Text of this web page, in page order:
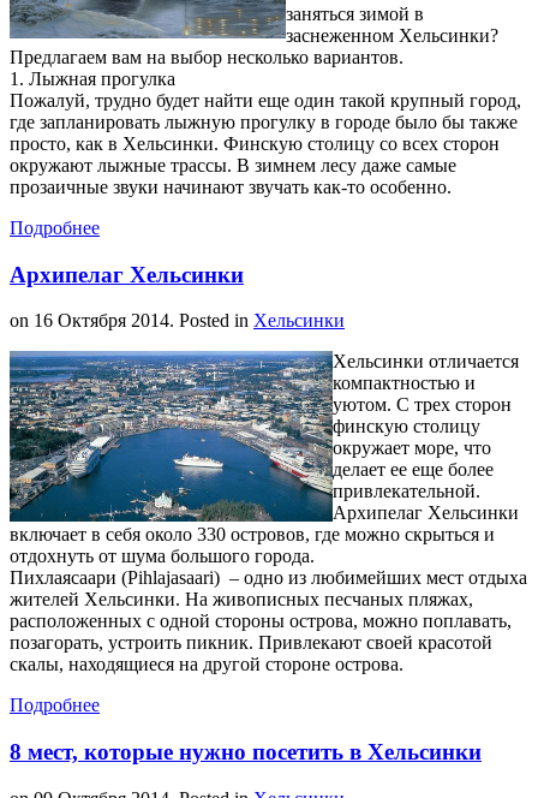
заняться зимой в
заснеженном Хельсинки?
Предлагаем вам на выбор несколько вариантов.
1. Лыжная прогулка
Пожалуй, трудно будет найти еще один такой крупный город,
где запланировать лыжную прогулку в городе было бы также
просто, как в Хельсинки. Финскую столицу со всех сторон
окружают лыжные трассы. В зимнем лесу даже самые
прозаичные звуки начинают звучать как-то особенно.
Подробнее
Архипелаг Хельсинки
on 16 Октября 2014. Posted in Хельсинки
Хельсинки отличается
компактностью и
уютом. С трех сторон
финскую столицу
окружает море, что
делает ее еще более
привлекательной.
Архипелаг Хельсинки
включает в себя около 330 островов, где можно скрыться и
отдохнуть от шума большого города.
Пихлаясаари (Pihlajasaari) – одно из любимейших мест отдыха
жителей Хельсинки. На живописных песчаных пляжах,
расположенных с одной стороны острова, можно поплавать,
позагорать, устроить пикник. Привлекают своей красотой
скалы, находящиеся на другой стороне острова.
Подробнее
8 мест, которые нужно посетить в Хельсинки